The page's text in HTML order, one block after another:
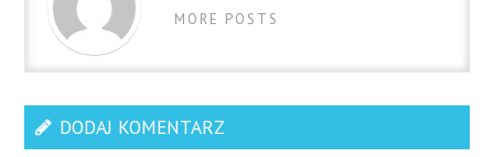
MORE POSTS
DODAJ KOMENTARZ